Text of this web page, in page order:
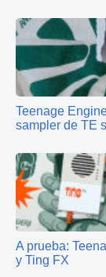
Teenage
sampler de TE
A prueba:
y Ting FX